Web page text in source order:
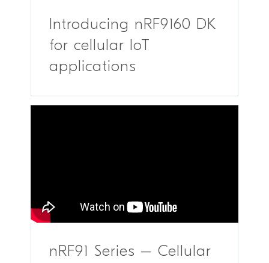
Introducing nRF9160 DK
for cellular IoT
applications
nRF91 Series – Cellular